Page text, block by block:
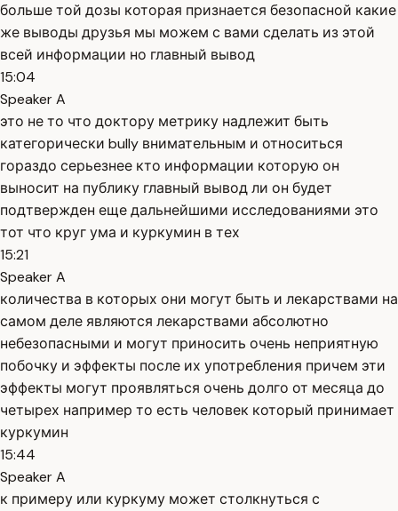
больше той дозы которая признается безопасной какие
же выводы друзья мы можем с вами сделать из этой
всей информации но главный вывод
15:04
Speaker A
это не то что доктору метрику надлежит быть
категорически bully внимательным и относиться
гораздо серьезнее кто информации которую он
выносит на публику главный вывод ли он будет
подтвержден еще дальнейшими исследованиями это
тот что круг ума и куркумин в тех
15:21
Speaker A
количества в которых они могут быть и лекарствами на
самом деле являются лекарствами абсолютно
небезопасными и могут приносить очень неприятную
побочку и эффекты после их употребления причем эти
эффекты могут проявляться очень долго от месяца до
четырех например то есть человек который принимает
куркумин
15:44
Speaker A
к примеру или куркуму может столкнуться с